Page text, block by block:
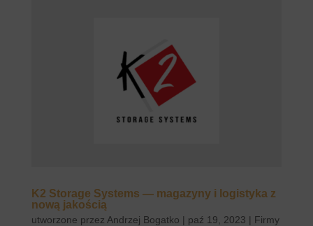
K2 Storage Systems — magazyny i logistyka z
nową jakością
utworzone przez Andrzej Bogatko | paź 19, 2023 | Firmy